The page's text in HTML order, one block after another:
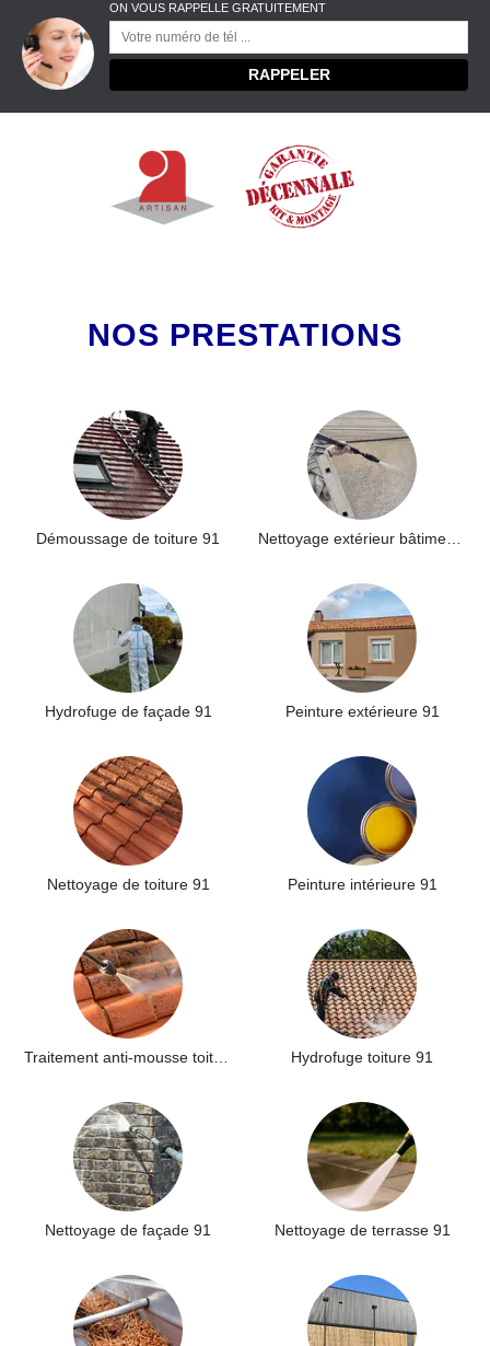
ON VOUS RAPPELLE GRATUITEMENT
NOS PRESTATIONS
Démoussage de toiture 91
Hydrofuge de façade 91 Peinture extérieure 91
Nettoyage de toiture 91 Peinture intérieure 91
Hydrofuge toiture 91
Nettoyage de façade 91 Nettoyage de terrasse 91